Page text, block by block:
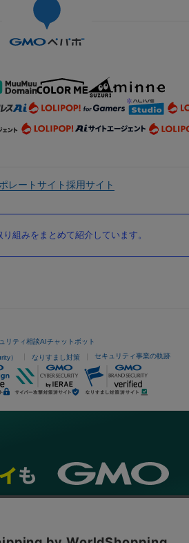
レートサイト採用サイト
組みをまとめて紹介しています。
リティ相談AIチャットボット
） なりすまし対策 セキュリティ事業の軌跡